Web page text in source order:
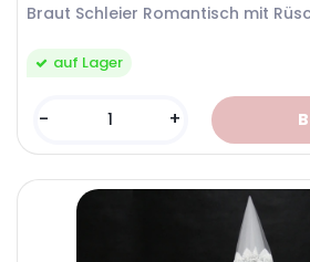
Braut Schleier Romantisch mit
auf Lager
- +